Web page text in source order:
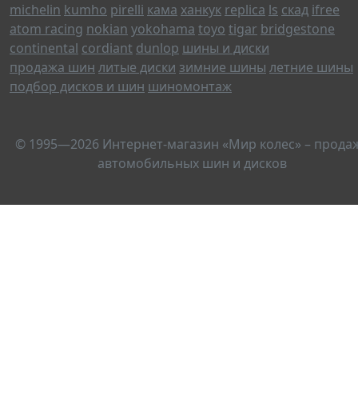
michelin kumho pirelli кама ханкук replica ls скад ifree
atom racing nokian yokohama toyo tigar bridgestone
continental cordiant dunlop шины и диски
продажа шин литые диски зимние шины летние шины
подбор дисков и шин шиномонтаж
© 1995—2026 Интернет-магазин «Мир колес» –
автомобильных шин и дисков